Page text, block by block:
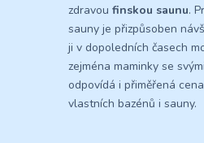
zdravou finskou saunu.
sauny je přizpůsoben
ji v dopoledních časech
zejména maminky se
odpovídá i přiměřená
vlastních bazénů i sauny.